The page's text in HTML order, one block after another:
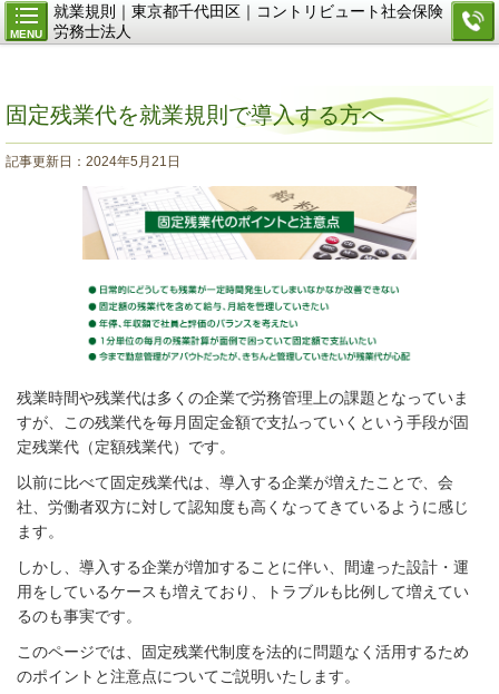
MENU
就業規則｜東京都千代田区｜コントリビュート社会保険
労務士法人
固定残業代を就業規則で導入する方へ
記事更新日：2024年5月21日
残業時間や残業代は多くの企業で労務管理上の課題となっていま
すが、この残業代を毎月固定金額で支払っていくという手段が固
定残業代（定額残業代）です。
以前に比べて固定残業代は、導入する企業が増えたことで、会
社、労働者双方に対して認知度も高くなってきているように感じ
ます。
しかし、導入する企業が増加することに伴い、間違った設計・運
用をしているケースも増えており、トラブルも比例して増えてい
るのも事実です。
このページでは、固定残業代制度を法的に問題なく活用するため
のポイントと注意点についてご説明いたします。